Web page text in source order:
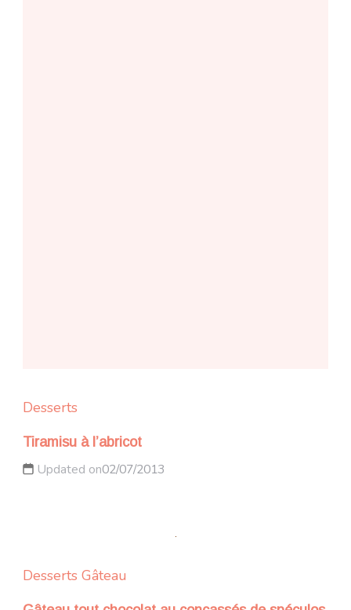
Desserts
Tiramisu à l’abricot
Updated on02/07/2013
Desserts Gâteau